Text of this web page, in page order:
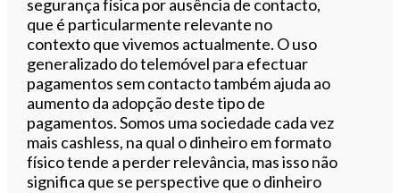
segurança física por ausência de contacto,
que é particularmente relevante no
contexto que vivemos actualmente. O uso
generalizado do telemóvel para efectuar
pagamentos sem contacto também ajuda ao
aumento da adopção deste tipo de
pagamentos. Somos uma sociedade cada vez
mais cashless, na qual o dinheiro em formato
físico tende a perder relevância, mas isso não
significa que se perspective que o dinheiro